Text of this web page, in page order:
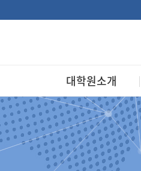
대학원소개